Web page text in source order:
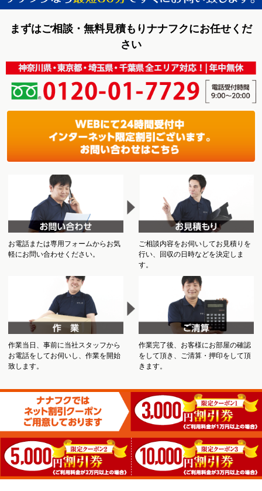
まずはご相談・無料見積もりナナフクにお任せくだ
さい
お電話または専用フォームからお気
軽にお問い合わせください。
ご相談内容をお伺いしてお見積りを
行い、回収の日時などを決定しま
す。
作業当日、事前に当社スタッフから
お電話をしてお伺いし、作業を開始
致します。
作業完了後、お客様にお部屋の確認
をして頂き、ご清算・押印をして頂
きます。